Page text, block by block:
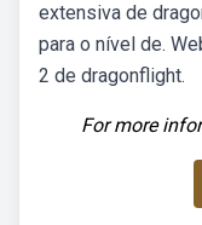
extensiva de
para o nível de.
2 de dragonflight.
For more